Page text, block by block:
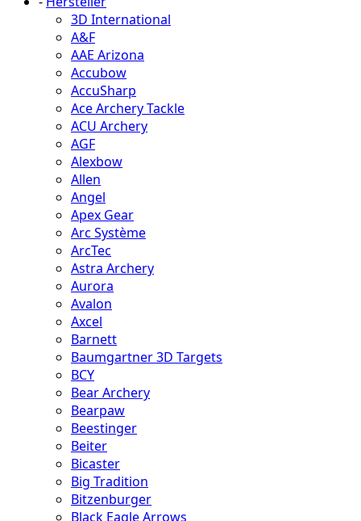
3D International
A&F
AAE Arizona
Accubow
AccuSharp
Ace Archery Tackle
ACU Archery
AGF
Alexbow
Allen
Angel
Apex Gear
Arc Système
ArcTec
Astra Archery
Aurora
Avalon
Axcel
Barnett
Baumgartner 3D Targets
BCY
Bear Archery
Bearpaw
Beestinger
Beiter
Bicaster
Big Tradition
Bitzenburger
Black Eagle Arrows